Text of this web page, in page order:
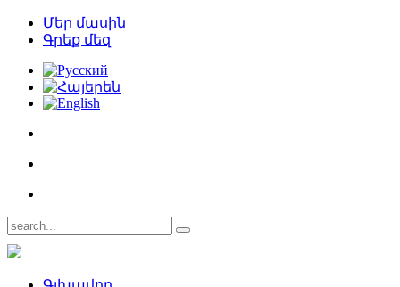
Մեր մասին
Գրեք մեզ